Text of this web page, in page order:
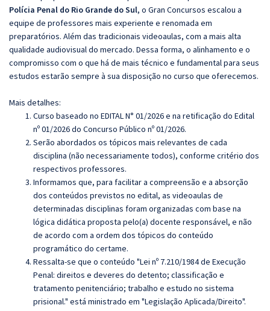
Polícia Penal do Rio Grande do Sul, o Gran Concursos escalou a
equipe de professores mais experiente e renomada em
preparatórios. Além das tradicionais videoaulas, com a mais alta
qualidade audiovisual do mercado. Dessa forma, o alinhamento e o
compromisso com o que há de mais técnico e fundamental para seus
estudos estarão sempre à sua disposição no curso que oferecemos.
Mais detalhes:
Curso baseado no EDITAL N° 01/2026 e na retificação do Edital
nº 01/2026 do Concurso Público nº 01/2026.
Serão abordados os tópicos mais relevantes de cada
disciplina (não necessariamente todos), conforme critério dos
respectivos professores.
Informamos que, para facilitar a compreensão e a absorção
dos conteúdos previstos no edital, as videoaulas de
determinadas disciplinas foram organizadas com base na
lógica didática proposta pelo(a) docente responsável, e não
de acordo com a ordem dos tópicos do conteúdo
programático do certame.
Ressalta-se que o conteúdo "Lei nº 7.210/1984 de Execução
Penal: direitos e deveres do detento; classificação e
tratamento penitenciário; trabalho e estudo no sistema
prisional." está ministrado em "Legislação Aplicada/Direito".